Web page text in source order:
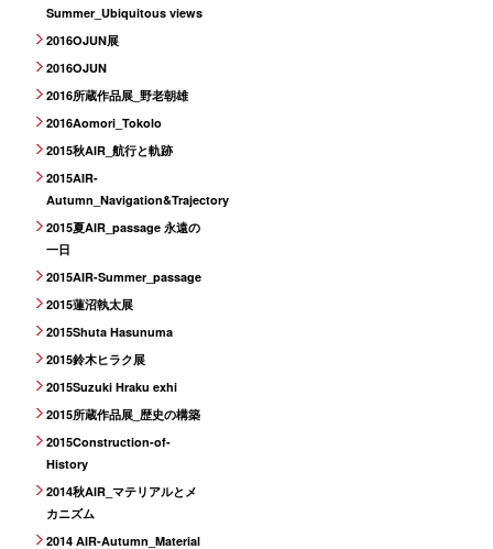
Summer_Ubiquitous views
2016OJUN展
2016OJUN
2016所蔵作品展_野老朝雄
2016Aomori_Tokolo
2015秋AIR_航行と軌跡
2015AIR-
Autumn_Navigation&Trajectory
2015夏AIR_passage 永遠の
一日
2015AIR-Summer_passage
2015蓮沼執太展
2015Shuta Hasunuma
2015鈴木ヒラク展
2015Suzuki Hraku exhi
2015所蔵作品展_歴史の構築
2015Construction-of-
History
2014秋AIR_マテリアルとメ
カニズム
2014 AIR-Autumn_Material